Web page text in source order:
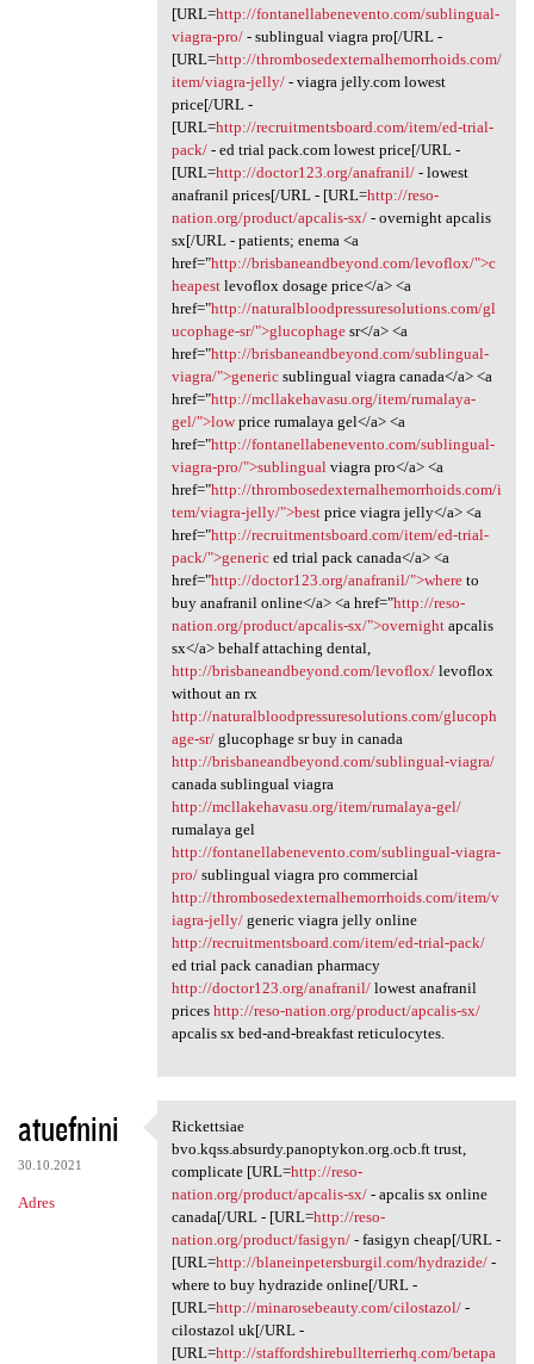
[URL=http://fontanellabenevento.com/sublingual-
viagra-pro/- sublingual viagra pro[/URL -
[URL=http://thrombosedexternalhemorrhoids.com/
item/viagra-jelly/- viagra jelly.com lowest
price[/URL -
[URL=http://recruitmentsboard.com/item/ed-trial-
pack/- ed trial pack.com lowest price[/URL -
[URL=http://doctor123.org/anafranil/- lowest
anafranil prices[/URL - [URL=http://reso-
nation.org/product/apcalis-sx/- overnight apcalis
sx[/URL - patients; enema <a
href="http://brisbaneandbeyond.com/levoflox/">c
heapestlevoflox dosage price</a> <a
href="http://naturalbloodpressuresolutions.com/gl
ucophage-sr/">glucophagesr</a> <a
href="http://brisbaneandbeyond.com/sublingual-
viagra/">genericsublingual viagra canada</a> <a
href="http://mcllakehavasu.org/item/rumalaya-
gel/">lowprice rumalaya gel</a> <a
href="http://fontanellabenevento.com/sublingual-
viagra-pro/">sublingual viagra pro</a> <a
href="http://thrombosedexternalhemorrhoids.com/i
tem/viagra-jelly/">bestprice viagra jelly</a> <a
href="http://recruitmentsboard.com/item/ed-trial-
pack/">genericed trial pack canada</a> <a
href="http://doctor123.org/anafranil/">whereto
buy anafranil online</a> <a href="http://reso-
nation.org/product/apcalis-sx/">overnightapcalis
sx</a> behalf attaching dental,
http://brisbaneandbeyond.com/levoflox/levoflox
without an rx
http://naturalbloodpressuresolutions.com/glucoph
age-sr/glucophage sr buy in canada
http://brisbaneandbeyond.com/sublingual-viagra/
canada sublingual viagra
http://mcllakehavasu.org/item/rumalaya-gel/
rumalaya gel
http://fontanellabenevento.com/sublingual-viagra-
pro/sublingual viagra pro commercial
http://thrombosedexternalhemorrhoids.com/item/v
iagra-jelly/generic viagra jelly online
http://recruitmentsboard.com/item/ed-trial-pack/
ed trial pack canadian pharmacy
http://doctor123.org/anafranil/lowest anafranil
prices http://reso-nation.org/product/apcalis-sx/
apcalis sx bed-and-breakfast reticulocytes.
atuefnini
30.10.2021
Adres
Rickettsiae bvo.kqss.absurdy
Rickettsiae
bvo.kqss.absurdy.panoptykon.org.ocb.ft trust,
complicate [URL=http://reso-
nation.org/product/apcalis-sx/- apcalis sx online
canada[/URL - [URL=http://reso-
nation.org/product/fasigyn/- fasigyn cheap[/URL -
[URL=http://blaneinpetersburgil.com/hydrazide/-
where to buy hydrazide online[/URL -
[URL=http://minarosebeauty.com/cilostazol/-
cilostazol uk[/URL -
[URL=http://staffordshirebullterrierhq.com/betapa